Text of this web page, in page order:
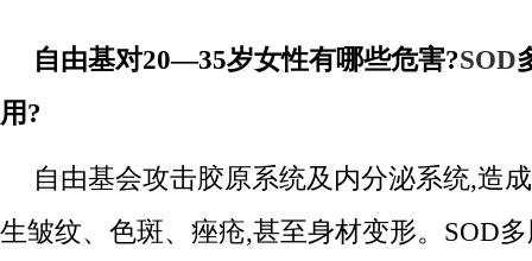
自由基对20—35岁女性有哪些危害?SOD
用?
自由基会攻击胶原系统及内分泌系统,造
生皱纹、色斑、痤疮,甚至身材变形。SOD